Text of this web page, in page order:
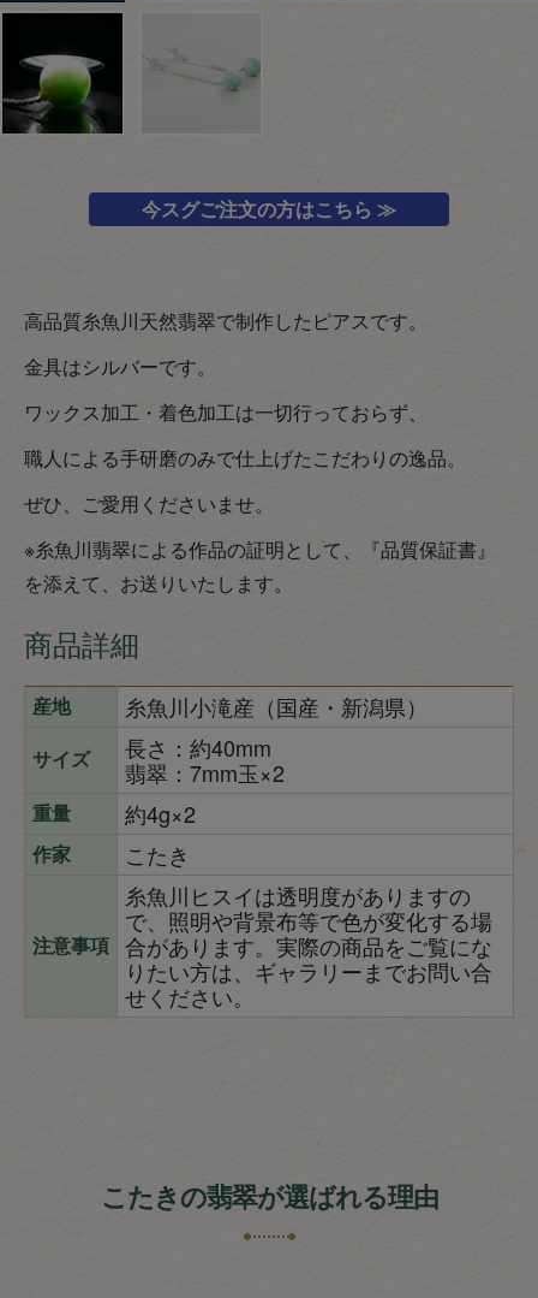
今スグご注文の方はこちら ≫
高品質糸魚川天然翡翠で制作したピアスです。
金具はシルバーです。
ワックス加工・着色加工は一切行っておらず、
職人による手研磨のみで仕上げたこだわりの逸品。
ぜひ、ご愛用くださいませ。
※糸魚川翡翠による作品の証明として、『品質保証書』
を添えて、お送りいたします。
商品詳細
産地 糸魚川小滝産（国産・新潟県）
サイズ
長さ：約40mm
翡翠：7mm玉×2
重量 約4g×2
作家 こたき
注意事項
糸魚川ヒスイは透明度がありますの
で、照明や背景布等で色が変化する場
合があります。実際の商品をご覧にな
りたい方は、ギャラリーまでお問い合
せください。
こたきの翡翠が選ばれる理由